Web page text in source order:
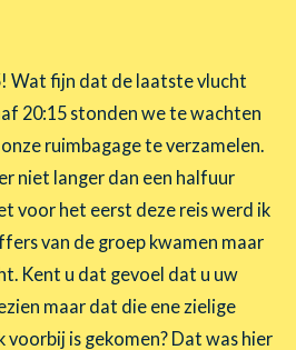
Wat fijn dat de laatste vlucht
20:15 stonden we te wachten
ruimbagage te verzamelen.
niet langer dan een halfuur
voor het eerst deze reis werd ik
van de groep kwamen maar
Kent u dat gevoel dat u uw
maar dat die ene zielige
is gekomen? Dat was hier